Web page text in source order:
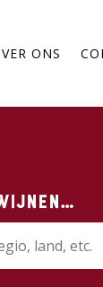
ONS